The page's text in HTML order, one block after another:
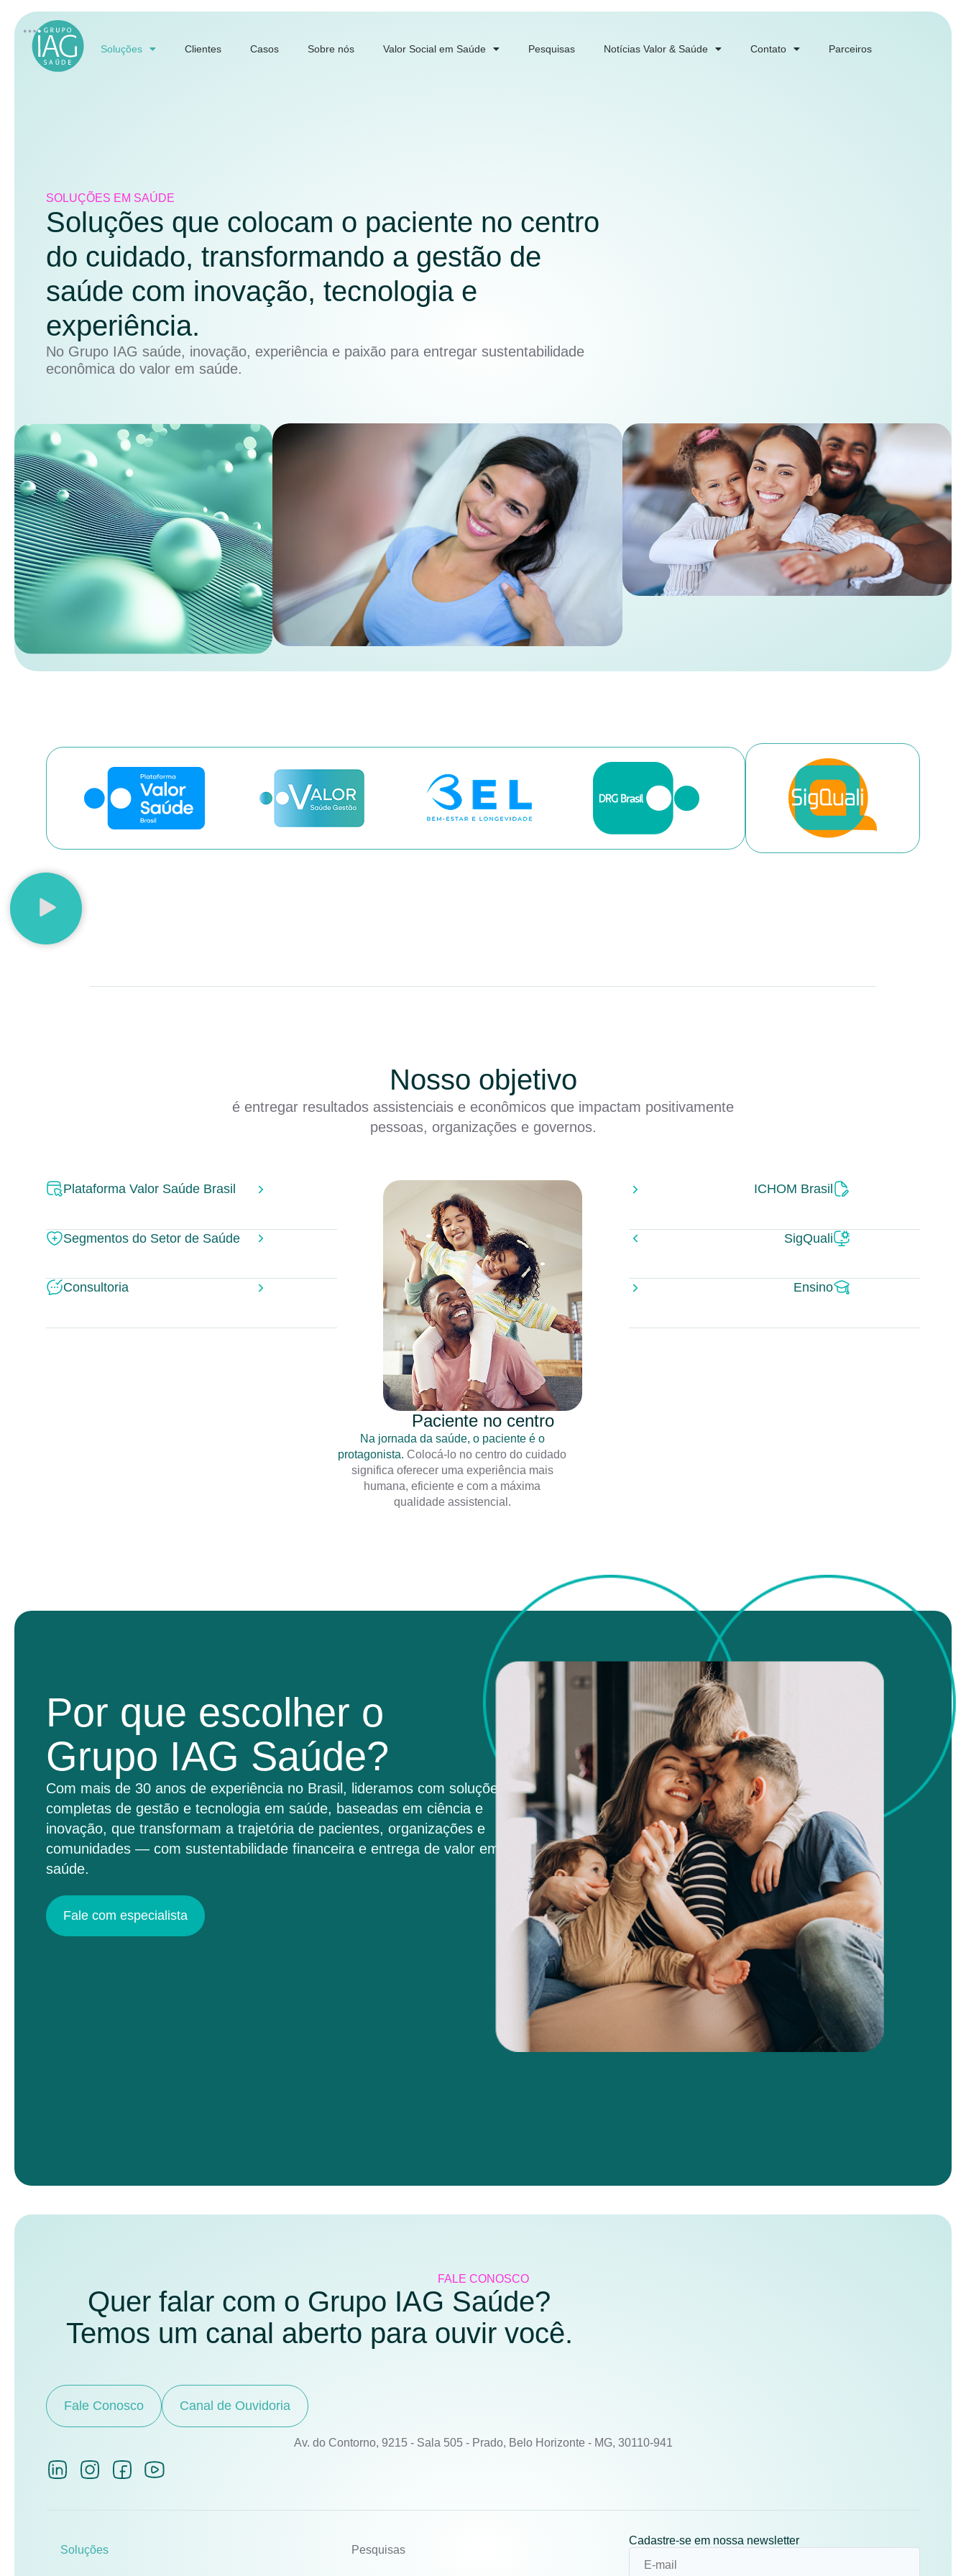
Soluções Clientes Casos Sobre nós Valor Social em Saúde Pesquisas Notícias Valor & Saúde Contato Parceiros
SOLUÇÕES EM SAÚDE
Soluções que colocam o paciente no centro
do cuidado, transformando a gestão de
saúde com inovação, tecnologia e
experiência.
No Grupo IAG saúde, inovação, experiência e paixão para entregar sustentabilidade
econômica do valor em saúde.
Nosso objetivo
é entregar resultados assistenciais e econômicos que impactam positivamente
pessoas, organizações e governos.
Plataforma Valor Saúde Brasil
Segmentos do Setor de Saúde
Consultoria
Paciente no centro
Na jornada da saúde, o paciente é o
protagonista. Colocá-lo no centro do cuidado
significa oferecer uma experiência mais
humana, eficiente e com a máxima
qualidade assistencial.
ICHOM Brasil
SigQuali
Ensino
Por que escolher o
Grupo IAG Saúde?
Com mais de 30 anos de experiência no Brasil, lideramos com soluções
completas de gestão e tecnologia em saúde, baseadas em ciência e
inovação, que transformam a trajetória de pacientes, organizações e
comunidades — com sustentabilidade financeira e entrega de valor em
saúde.
Fale com especialista
FALE CONOSCO
Quer falar com o Grupo IAG Saúde?
Temos um canal aberto para ouvir você.
Fale Conosco Canal de Ouvidoria
Av. do Contorno, 9215 - Sala 505 - Prado, Belo Horizonte - MG, 30110-941
Soluções Pesquisas
Cadastre-se em nossa newsletter